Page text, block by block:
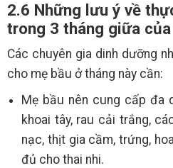
2.6 Những lưu ý về
trong 3 tháng giữa
Các chuyên gia dinh dưỡng
cho mẹ bầu ở tháng này cần:
Mẹ bầu nên cung cấp đa
khoai tây, rau cải trắng,
nạc, thịt gia cầm, trứng,
đủ cho thai nhi.